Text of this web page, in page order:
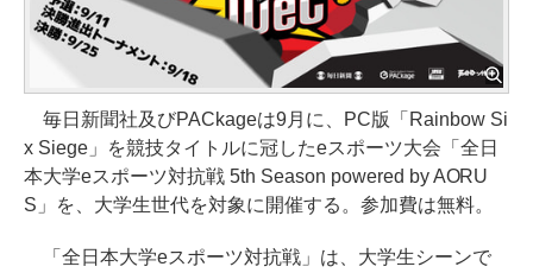
毎日新聞社及びPACkageは9月に、PC版「Rainbow Si
x Siege」を競技タイトルに冠したeスポーツ大会「全日
本大学eスポーツ対抗戦 5th Season powered by AORU
S」を、大学生世代を対象に開催する。参加費は無料。
「全日本大学eスポーツ対抗戦」は、大学生シーンで